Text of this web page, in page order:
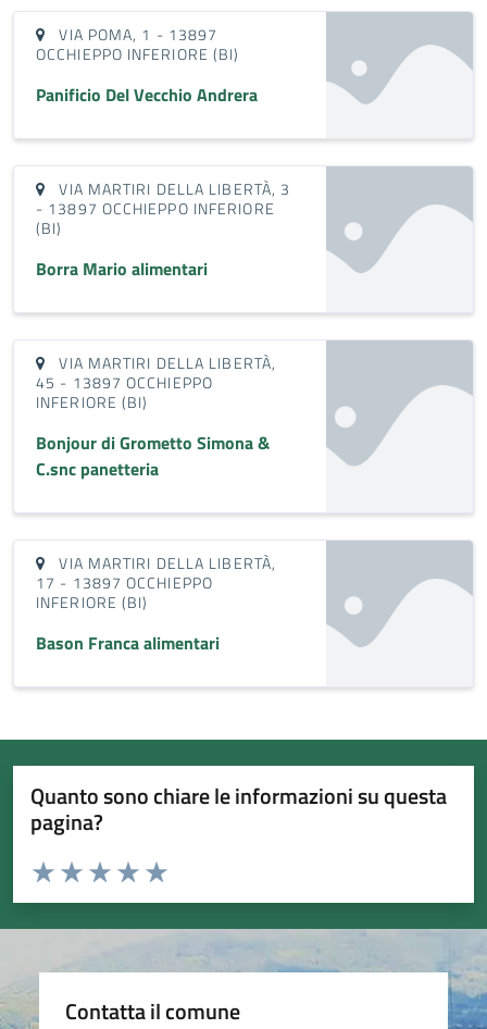
VIA POMA, 1 - 13897
OCCHIEPPO INFERIORE (BI)
Panificio Del Vecchio Andrera
VIA MARTIRI DELLA LIBERTÀ, 3
- 13897 OCCHIEPPO INFERIORE
(BI)
Borra Mario alimentari
VIA MARTIRI DELLA LIBERTÀ,
45 - 13897 OCCHIEPPO
INFERIORE (BI)
Bonjour di Grometto Simona &
C.snc panetteria
VIA MARTIRI DELLA LIBERTÀ,
17 - 13897 OCCHIEPPO
INFERIORE (BI)
Bason Franca alimentari
Quanto sono chiare le informazioni su questa
pagina?
Valuta da 1 a 5 stelle la pagina
Valuta 5 stelle su 5
Valuta 4 stelle su 5
Valuta 3 stelle su 5
Valuta 2 stelle su 5
Valuta 1 stelle su 5
Contatta il comune